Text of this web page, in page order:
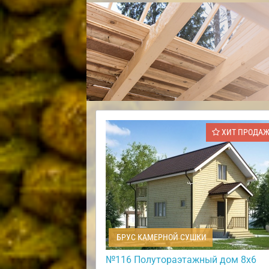
ХИТ ПРОДАЖ
БРУС КАМЕРНОЙ СУШКИ
№116 Полутораэтажный дом 8х6